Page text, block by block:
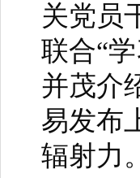
关党员
联合“
并茂介
易发布
辐射力。